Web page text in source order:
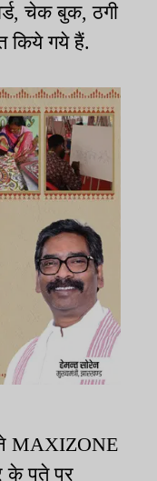
चेक बुक, ठगी
किये गये हैं.
MAXIZONE
के पते पर